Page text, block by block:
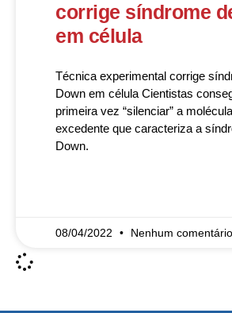
corrige síndrome
em célula
Técnica experimental corrige
Down em célula Cientistas
primeira vez “silenciar” a
excedente que caracteriza a
Down.
08/04/2022 Nenhum comentário